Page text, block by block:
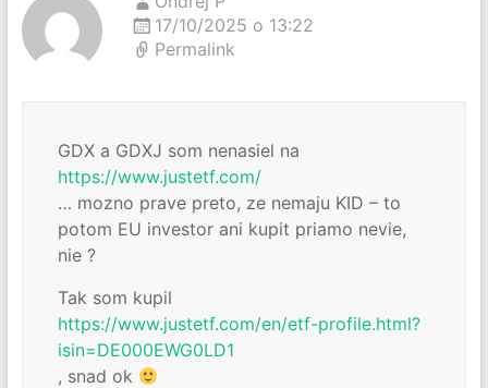
17/10/2025 o 13:22
Permalink
GDX a GDXJ som nenasiel na
https://www.justetf.com/
… mozno prave preto, ze nemaju KID – to
potom EU investor ani kupit priamo nevie,
nie ?
Tak som kupil
https://www.justetf.com/en/etf-profile.html?
isin=DE000EWG0LD1
, snad ok